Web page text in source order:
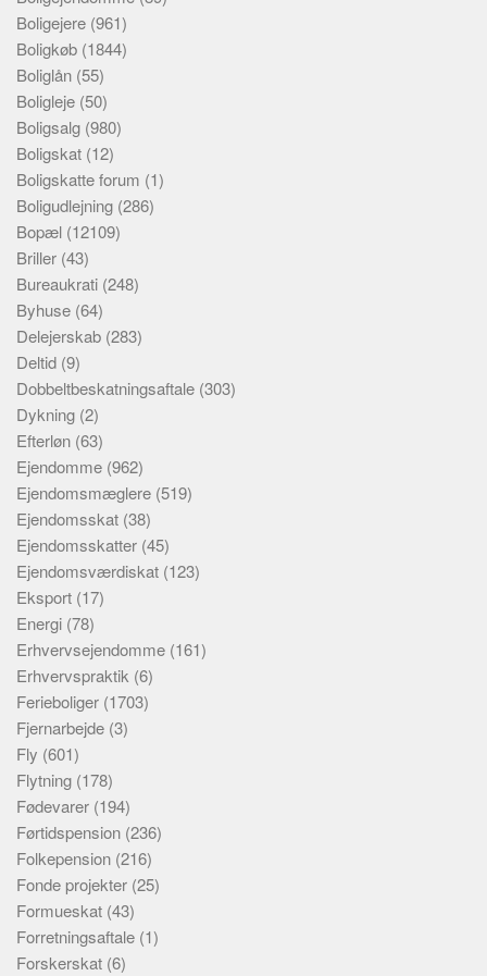
Boligejere (961)
Boligkøb (1844)
Boliglån (55)
Boligleje (50)
Boligsalg (980)
Boligskat (12)
Boligskatte forum (1)
Boligudlejning (286)
Bopæl (12109)
Briller (43)
Bureaukrati (248)
Byhuse (64)
Delejerskab (283)
Deltid (9)
Dobbeltbeskatningsaftale (303)
Dykning (2)
Efterløn (63)
Ejendomme (962)
Ejendomsmæglere (519)
Ejendomsskat (38)
Ejendomsskatter (45)
Ejendomsværdiskat (123)
Eksport (17)
Energi (78)
Erhvervsejendomme (161)
Erhvervspraktik (6)
Ferieboliger (1703)
Fjernarbejde (3)
Fly (601)
Flytning (178)
Fødevarer (194)
Førtidspension (236)
Folkepension (216)
Fonde projekter (25)
Formueskat (43)
Forretningsaftale (1)
Forskerskat (6)